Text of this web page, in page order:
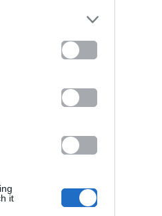
it